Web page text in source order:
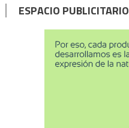
ESPACIO PUBLICITARIO